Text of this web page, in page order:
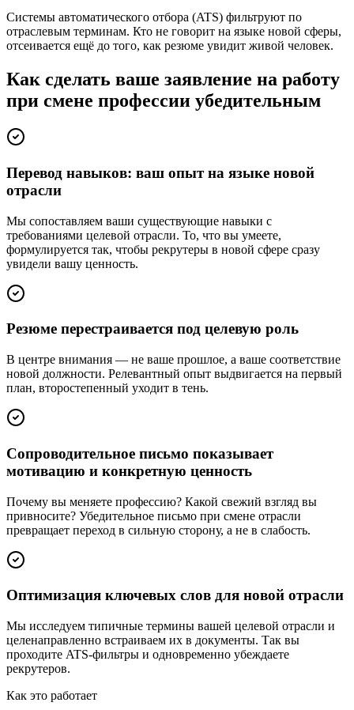
Системы автоматического отбора (ATS) фильтруют по
отраслевым терминам. Кто не говорит на языке новой сферы,
отсеивается ещё до того, как резюме увидит живой человек.
Как сделать ваше заявление на работу
при смене профессии убедительным
Перевод навыков: ваш опыт на языке новой
отрасли
Мы сопоставляем ваши существующие навыки с
требованиями целевой отрасли. То, что вы умеете,
формулируется так, чтобы рекрутеры в новой сфере сразу
увидели вашу ценность.
Резюме перестраивается под целевую роль
В центре внимания — не ваше прошлое, а ваше соответствие
новой должности. Релевантный опыт выдвигается на первый
план, второстепенный уходит в тень.
Сопроводительное письмо показывает
мотивацию и конкретную ценность
Почему вы меняете профессию? Какой свежий взгляд вы
привносите? Убедительное письмо при смене отрасли
превращает переход в сильную сторону, а не в слабость.
Оптимизация ключевых слов для новой отрасли
Мы исследуем типичные термины вашей целевой отрасли и
целенаправленно встраиваем их в документы. Так вы
проходите ATS-фильтры и одновременно убеждаете
рекрутеров.
Как это работает